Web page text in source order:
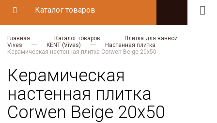
Каталог товаров
Главная Каталог товаров
Плитка для ванной
Vives
KENT (Vives)
Настенная плитка
Керамическая настенная плитка Corwen Beige 20x50
Керамическая
настенная плитка
Corwen Beige 20x50